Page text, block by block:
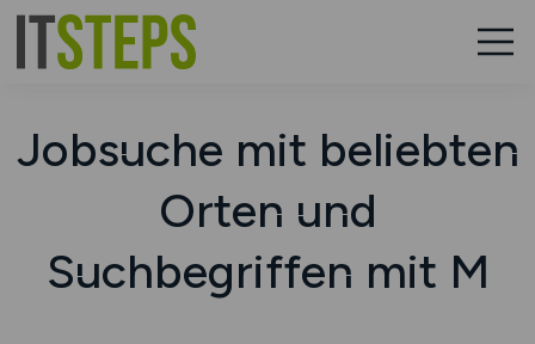
Jobsuche mit beliebten
Orten und
Suchbegriffen mit M